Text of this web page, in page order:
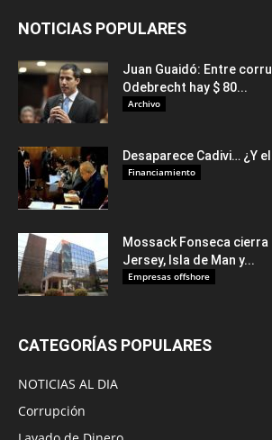
NOTICIAS POPULARES
Juan Guaidó: Entre
Odebrecht hay $ 80...
Archivo
Desaparece Cadivi… ¿Y
Financiamiento
Mossack Fonseca
Jersey, Isla de Man y...
Empresas offshore
CATEGORÍAS POPULARES
NOTICIAS AL DIA
Corrupción